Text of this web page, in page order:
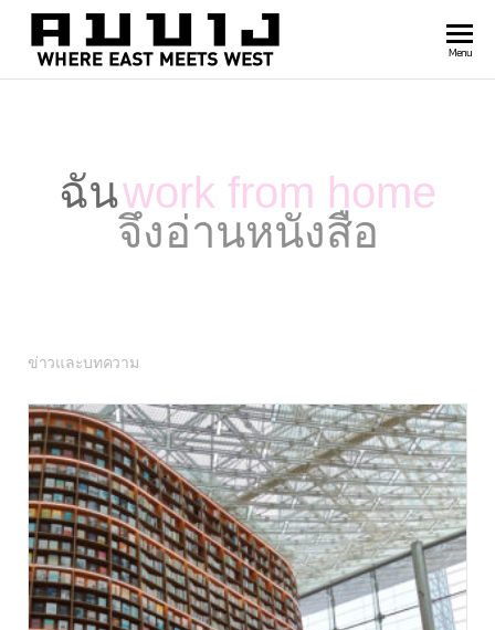
east
Menu
ฉันwork from home
จึงอ่านหนังสือ
ข่าวและบทความ